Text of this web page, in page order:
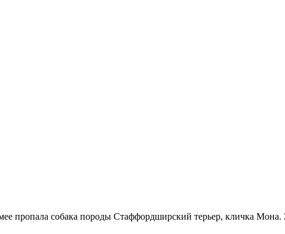
собака породы Стаффордширский терьер, кличка Мона.